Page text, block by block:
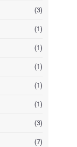
(3)
(1)
(1)
(1)
(1)
(1)
(3)
(7)